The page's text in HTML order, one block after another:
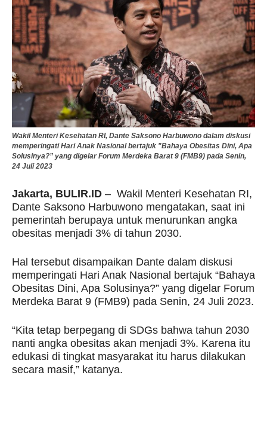
Wakil Menteri Kesehatan RI, Dante Saksono Harbuwono dalam diskusi
memperingati Hari Anak Nasional bertajuk "Bahaya Obesitas Dini, Apa
Solusinya?” yang digelar Forum Merdeka Barat 9 (FMB9) pada Senin,
24 Juli 2023
Jakarta, BULIR.ID – Wakil Menteri Kesehatan RI,
Dante Saksono Harbuwono mengatakan, saat ini
pemerintah berupaya untuk menurunkan angka
obesitas menjadi 3% di tahun 2030.
Hal tersebut disampaikan Dante dalam diskusi
memperingati Hari Anak Nasional bertajuk “Bahaya
Obesitas Dini, Apa Solusinya?” yang digelar Forum
Merdeka Barat 9 (FMB9) pada Senin, 24 Juli 2023.
“Kita tetap berpegang di SDGs bahwa tahun 2030
nanti angka obesitas akan menjadi 3%. Karena itu
edukasi di tingkat masyarakat itu harus dilakukan
secara masif,” katanya.